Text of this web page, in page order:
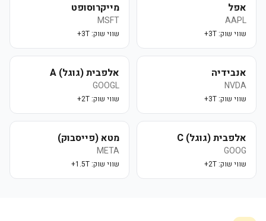
אפל
AAPL
שווי שוק: 3T+
מייקרוסופט
MSFT
שווי שוק: 3T+
אנבידיה
NVDA
שווי שוק: 3T+
אלפבית (גוגל) A
GOOGL
שווי שוק: 2T+
אלפבית (גוגל) C
GOOG
שווי שוק: 2T+
מטא (פייסבוק)
META
שווי שוק: 1.5T+